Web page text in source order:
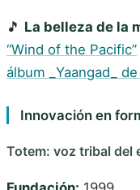
🎵 La belleza de la
“Wind of the Pacific”
álbum _Yaangad_
Innovación en
Totem: voz tribal del